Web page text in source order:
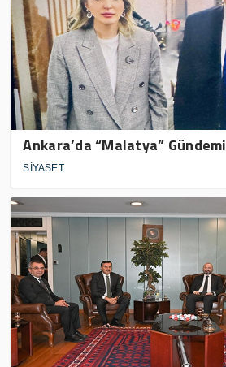
Ankara’da “Malatya” Gündemi
SİYASET